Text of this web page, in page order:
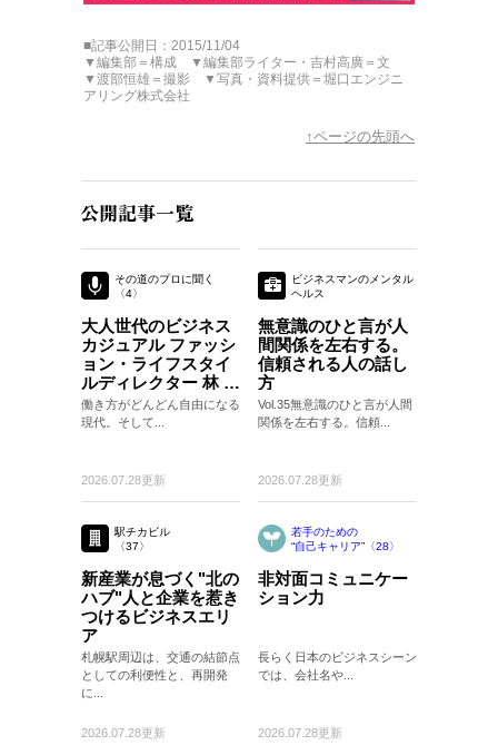
■記事公開日：2015/11/04
▼編集部＝構成 ▼編集部ライター・吉村高廣＝文
▼渡部恒雄＝撮影 ▼写真・資料提供＝堀口エンジニ
アリング株式会社
↑ページの先頭へ
その道のプロに聞く
〈4〉
大人世代のビジネス
カジュアル ファッシ
ョン・ライフスタイ
ルディレクター 林 ト
モヒコさん
働き方がどんどん自由になる
現代。そして...
2026.07.28更新
ビジネスマンのメンタル
ヘルス
無意識のひと言が人
間関係を左右する。
信頼される人の話し
方
Vol.35無意識のひと言が人間
関係を左右する。信頼...
2026.07.28更新
駅チカビル
〈37〉
新産業が息づく"北の
ハブ"人と企業を惹き
つけるビジネスエリ
ア
札幌駅周辺は、交通の結節点
としての利便性と、再開発
に...
2026.07.28更新
若手のための
“自己キャリア”〈28〉
非対面コミュニケー
ション力
長らく日本のビジネスシーン
では、会社名や...
2026.07.28更新